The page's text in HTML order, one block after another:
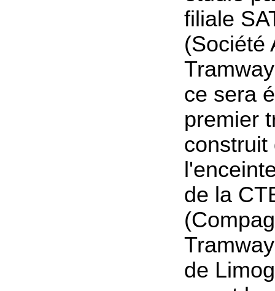
filiale
(Société
ce sera
premier
construit
de la
de